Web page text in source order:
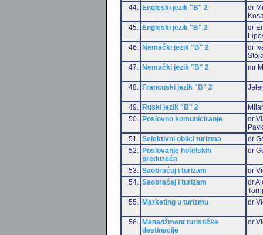
44. Engleski jezik "B" 2
dr
45.
Engleski jezik "B" 2
dr
46.
Nemački jezik "B" 2
dr
47.
Nemački jezik "B" 2 mr
48. Francuski jezik "B" 2
49. Ruski jezik "B" 2
50.
Poslovno komuniciranje
dr
51.
Selektivni oblici turizma
dr
52.
Poslovanje hotelskih
preduzeća
dr
53. Saobraćaj i turizam
dr
54.
Saobraćaj i turizam
dr
55.
Marketing u turizmu dr
56.
Menadžment turističke
destinacije
dr